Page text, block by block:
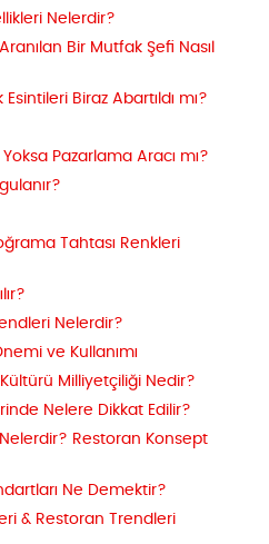
Nelerdir?
Bir Mutfak Şefi Nasıl
Biraz Abartıldı mı?
Yoksa Pazarlama Aracı mı?
Tahtası Renkleri
Nelerdir?
ve Kullanımı
Milliyetçiliği Nedir?
Nelere Dikkat Edilir?
Restoran Konsept
Ne Demektir?
& Restoran Trendleri